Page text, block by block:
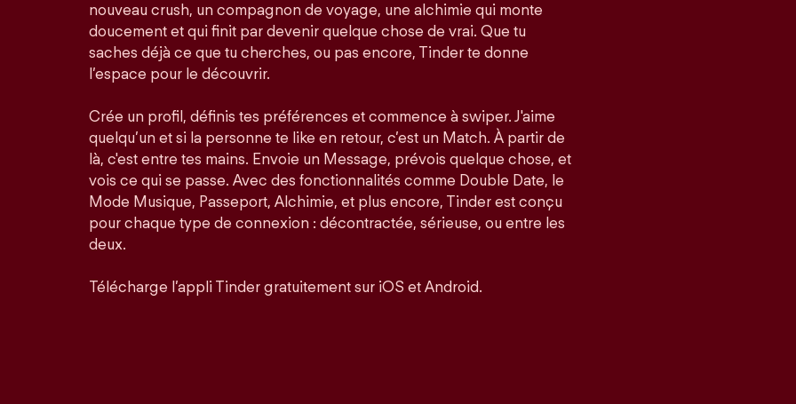
nouveau crush, un compagnon de voyage, une alchimie qui monte
doucement et qui finit par devenir quelque chose de vrai. Que tu
saches déjà ce que tu cherches, ou pas encore, Tinder te donne
l’espace pour le découvrir.
Crée un profil, définis tes préférences et commence à swiper. J'aime
quelqu’un et si la personne te like en retour, c’est un Match. À partir de
là, c'est entre tes mains. Envoie un Message, prévois quelque chose, et
vois ce qui se passe. Avec des fonctionnalités comme Double Date, le
Mode Musique, Passeport, Alchimie, et plus encore, Tinder est conçu
pour chaque type de connexion : décontractée, sérieuse, ou entre les
deux.
Télécharge l’appli Tinder gratuitement sur iOS et Android.